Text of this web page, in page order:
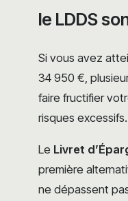
le LDDS
Si vous avez
34 950 €,
faire fructifier
risques excessifs.
Le Livret
première
ne dépassent